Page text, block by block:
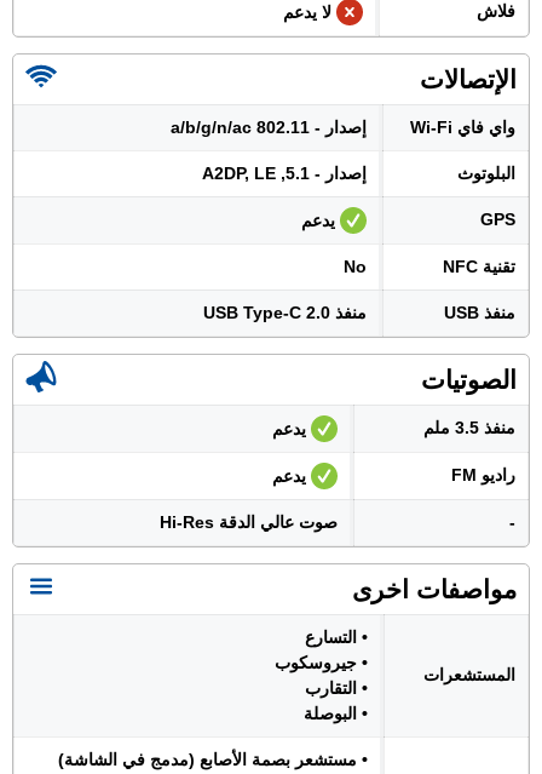
فلاش لا يدعم
الإتصالات
واي فاي Wi-Fi إصدار - 802.11 a/b/g/n/ac
البلوتوث إصدار - 5.1, A2DP, LE
GPS يدعم
تقنية NFC No
منفذ USB منفذ USB Type-C 2.0
الصوتيات
منفذ 3.5 ملم يدعم
راديو FM يدعم
- صوت عالي الدقة Hi-Res
مواصفات اخرى
المستشعرات
• التسارع
• جيروسكوب
• التقارب
• البوصلة
• مستشعر بصمة الأصابع (مدمج في الشاشة)